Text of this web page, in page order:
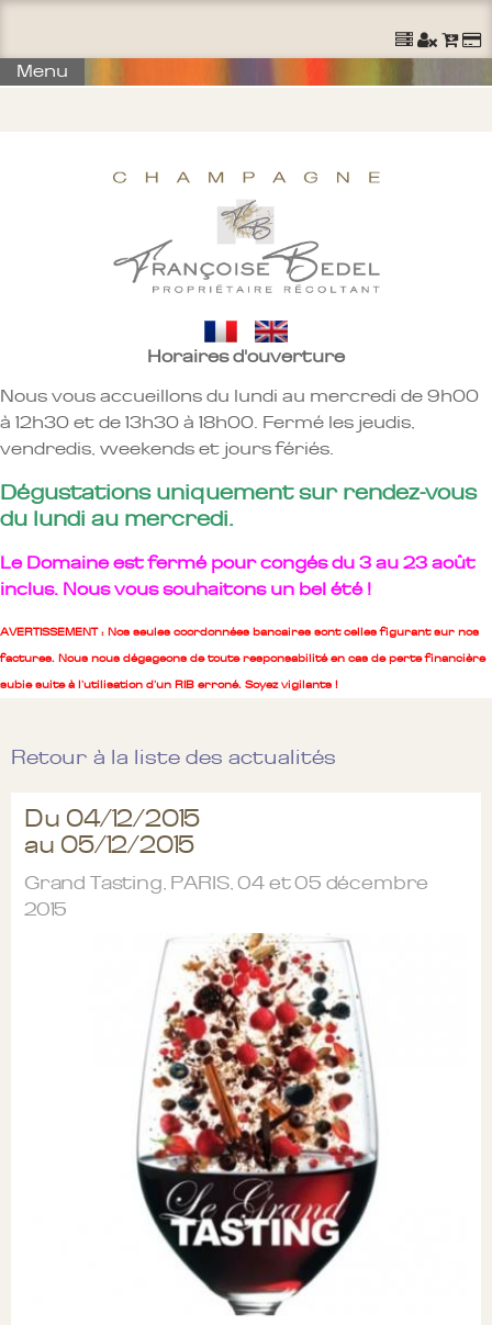
Menu
Horaires d'ouverture
Nous vous accueillons du lundi au mercredi de 9h00
à 12h30 et de 13h30 à 18h00. Fermé les jeudis,
vendredis, weekends et jours fériés.
Dégustations uniquement sur rendez-vous
du lundi au mercredi.
Le Domaine est fermé pour congés du 3 au 23 août
inclus. Nous vous souhaitons un bel été !
AVERTISSEMENT : Nos seules coordonnées bancaires sont celles figurant sur nos
factures. Nous nous dégageons de toute responsabilité en cas de perte financière
subie suite à l'utilisation d'un RIB erroné. Soyez vigilants !
Retour à la liste des actualités
Du 04/12/2015
au 05/12/2015
Grand Tasting, PARIS, 04 et 05 décembre
2015